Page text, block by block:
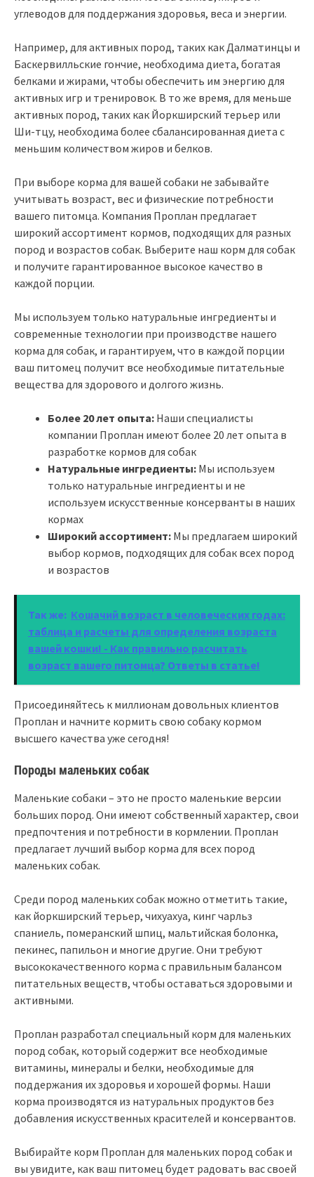
углеводов для поддержания здоровья, веса и энергии.
Например, для активных пород, таких как Далматинцы и
Баскервилльские гончие, необходима диета, богатая
белками и жирами, чтобы обеспечить им энергию для
активных игр и тренировок. В то же время, для меньше
активных пород, таких как Йоркширский терьер или
Ши-тцу, необходима более сбалансированная диета с
меньшим количеством жиров и белков.
При выборе корма для вашей собаки не забывайте
учитывать возраст, вес и физические потребности
вашего питомца. Компания Проплан предлагает
широкий ассортимент кормов, подходящих для разных
пород и возрастов собак. Выберите наш корм для собак
и получите гарантированное высокое качество в
каждой порции.
Мы используем только натуральные ингредиенты и
современные технологии при производстве нашего
корма для собак, и гарантируем, что в каждой порции
ваш питомец получит все необходимые питательные
вещества для здорового и долгого жизнь.
Более 20 лет опыта: Наши специалисты
компании Проплан имеют более 20 лет опыта в
разработке кормов для собак
Натуральные ингредиенты: Мы используем
только натуральные ингредиенты и не
используем искусственные консерванты в наших
кормах
Широкий ассортимент: Мы предлагаем широкий
выбор кормов, подходящих для собак всех пород
и возрастов
Так же: Кошачий возраст в человеческих годах:
таблица и расчеты для определения возраста
вашей кошки! - Как правильно расчитать
возраст вашего питомца? Ответы в статье!
Присоединяйтесь к миллионам довольных клиентов
Проплан и начните кормить свою собаку кормом
высшего качества уже сегодня!
Породы маленьких собак
Маленькие собаки – это не просто маленькие версии
больших пород. Они имеют собственный характер, свои
предпочтения и потребности в кормлении. Проплан
предлагает лучший выбор корма для всех пород
маленьких собак.
Среди пород маленьких собак можно отметить такие,
как йоркширский терьер, чихуахуа, кинг чарльз
спаниель, померанский шпиц, мальтийская болонка,
пекинес, папильон и многие другие. Они требуют
высококачественного корма с правильным балансом
питательных веществ, чтобы оставаться здоровыми и
активными.
Проплан разработал специальный корм для маленьких
пород собак, который содержит все необходимые
витамины, минералы и белки, необходимые для
поддержания их здоровья и хорошей формы. Наши
корма производятся из натуральных продуктов без
добавления искусственных красителей и консервантов.
Выбирайте корм Проплан для маленьких пород собак и
вы увидите, как ваш питомец будет радовать вас своей